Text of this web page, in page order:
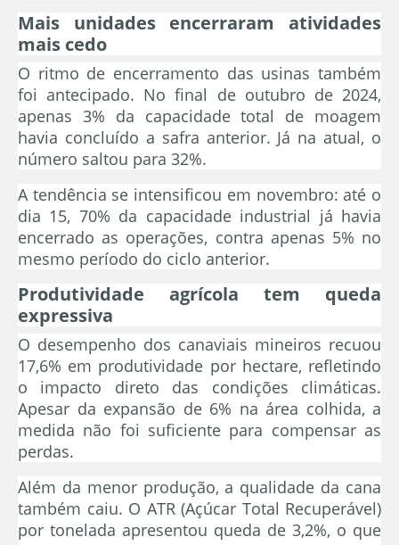
Mais unidades encerraram atividades
mais cedo
O ritmo de encerramento das usinas também
foi antecipado. No final de outubro de 2024,
apenas 3% da capacidade total de moagem
havia concluído a safra anterior. Já na atual, o
número saltou para 32%.
A tendência se intensificou em novembro: até o
dia 15, 70% da capacidade industrial já havia
encerrado as operações, contra apenas 5% no
mesmo período do ciclo anterior.
Produtividade agrícola tem queda
expressiva
O desempenho dos canaviais mineiros recuou
17,6% em produtividade por hectare, refletindo
o impacto direto das condições climáticas.
Apesar da expansão de 6% na área colhida, a
medida não foi suficiente para compensar as
perdas.
Além da menor produção, a qualidade da cana
também caiu. O ATR (Açúcar Total Recuperável)
por tonelada apresentou queda de 3,2%, o que